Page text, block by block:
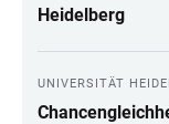
Heidelberg
UNIVERSITÄT